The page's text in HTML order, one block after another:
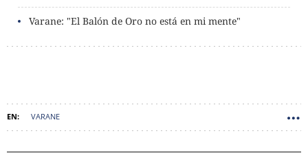
Varane: "El Balón de Oro no está en mi mente"
VARANE